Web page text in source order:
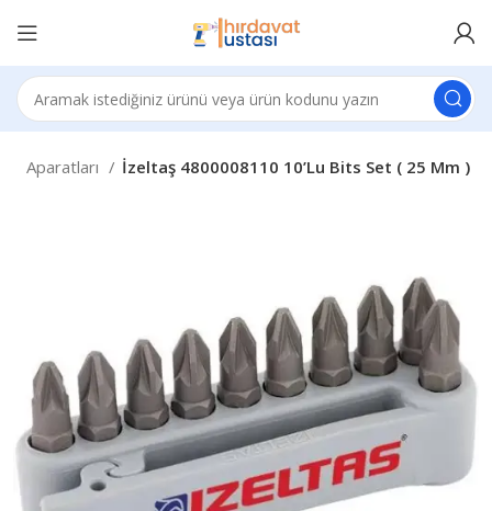
Aparatları İzeltaş 4800008110 10’Lu Bits Set ( 25 Mm )